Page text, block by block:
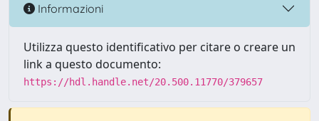
Informazioni
Utilizza questo identificativo per citare o creare un
link a questo documento:
https://hdl.handle.net/20.500.11770/379657